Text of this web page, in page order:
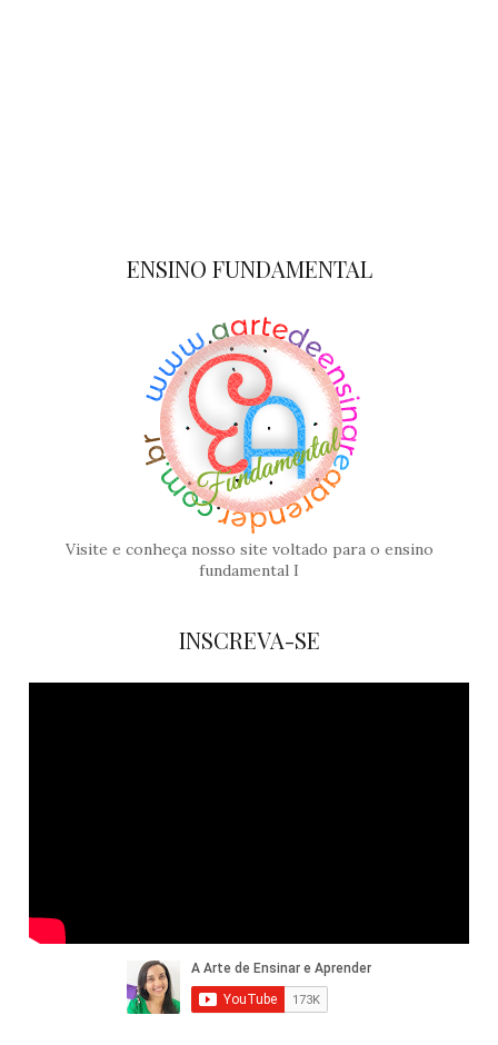
ENSINO FUNDAMENTAL
Visite e conheça nosso site voltado para o ensino
fundamental I
INSCREVA-SE